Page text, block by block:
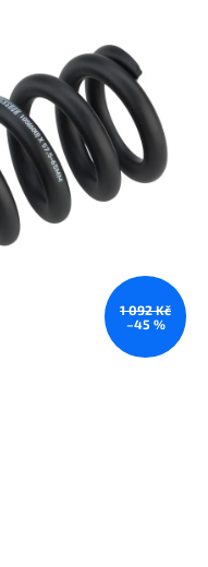
1 092 Kč
–45 %